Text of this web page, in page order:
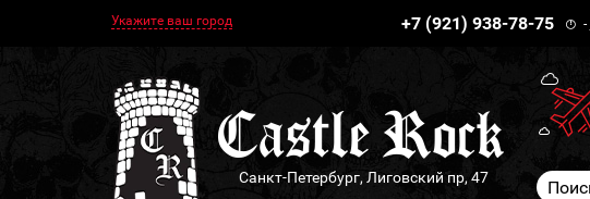
Укажите ваш город +7 (921) 938-78-75 -
Санкт-Петербург, Лиговский пр, 47